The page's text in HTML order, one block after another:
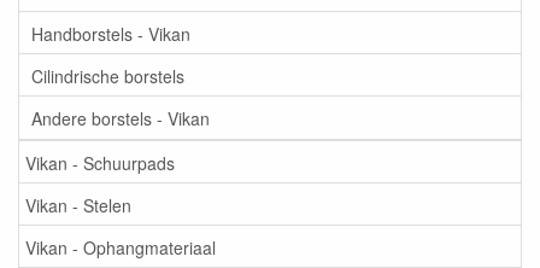
Handborstels - Vikan
Cilindrische borstels
Andere borstels - Vikan
Vikan - Schuurpads
Vikan - Stelen
Vikan - Ophangmateriaal